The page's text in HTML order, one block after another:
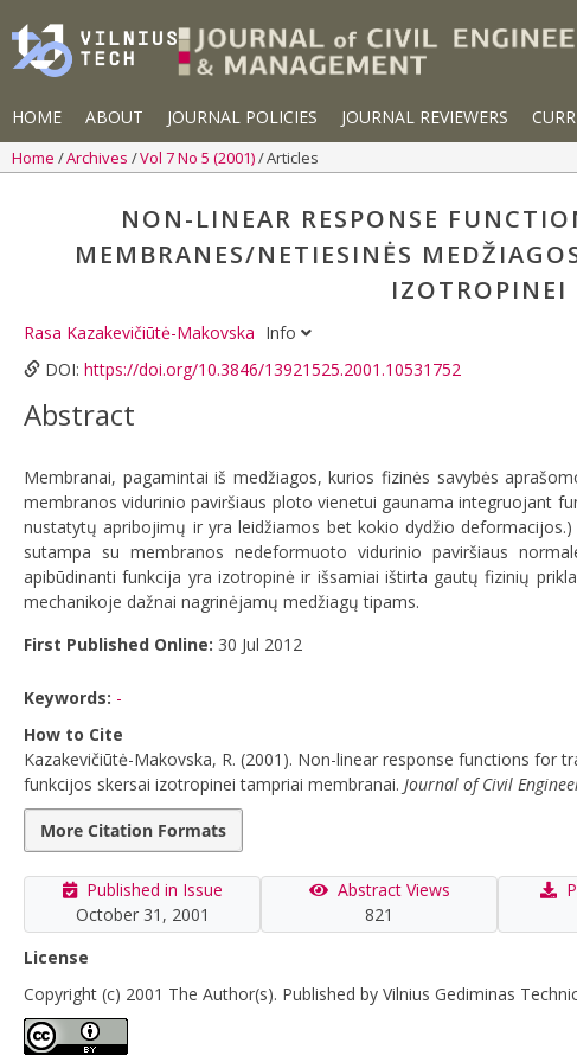
HOME ABOUT JOURNAL POLICIES JOURNAL REVIEWERS
Home Archives Vol 7 No 5 (2001) Articles
NON-LINEAR RESPONSE
MEMBRANES/NETIESINĖS
Rasa Kazakevičiūtė-Makovska Info
DOI: https://doi.org/10.3846/13921525.2001.10531752
Abstract
Membranai, pagamintai iš medžiagos, kurios fizinės savybės
membranos vidurinio paviršiaus ploto vienetui gaunama integruojant
nustatytų apribojimų ir yra leidžiamos bet kokio dydžio
sutampa su membranos nedeformuoto vidurinio paviršiaus
apibūdinanti funkcija yra izotropinė ir išsamiai ištirta gautų fizinių
mechanikoje dažnai nagrinėjamų medžiagų tipams.
First Published Online: 30 Jul 2012
Keywords: -
How to Cite
Kazakevičiūtė-Makovska, R. (2001). Non-linear response functions for
funkcijos skersai izotropinei tampriai membranai. Journal of Civil
More Citation Formats
Published in Issue
October 31, 2001
Abstract Views
821
License
Copyright (c) 2001 The Author(s). Published by Vilnius Gediminas